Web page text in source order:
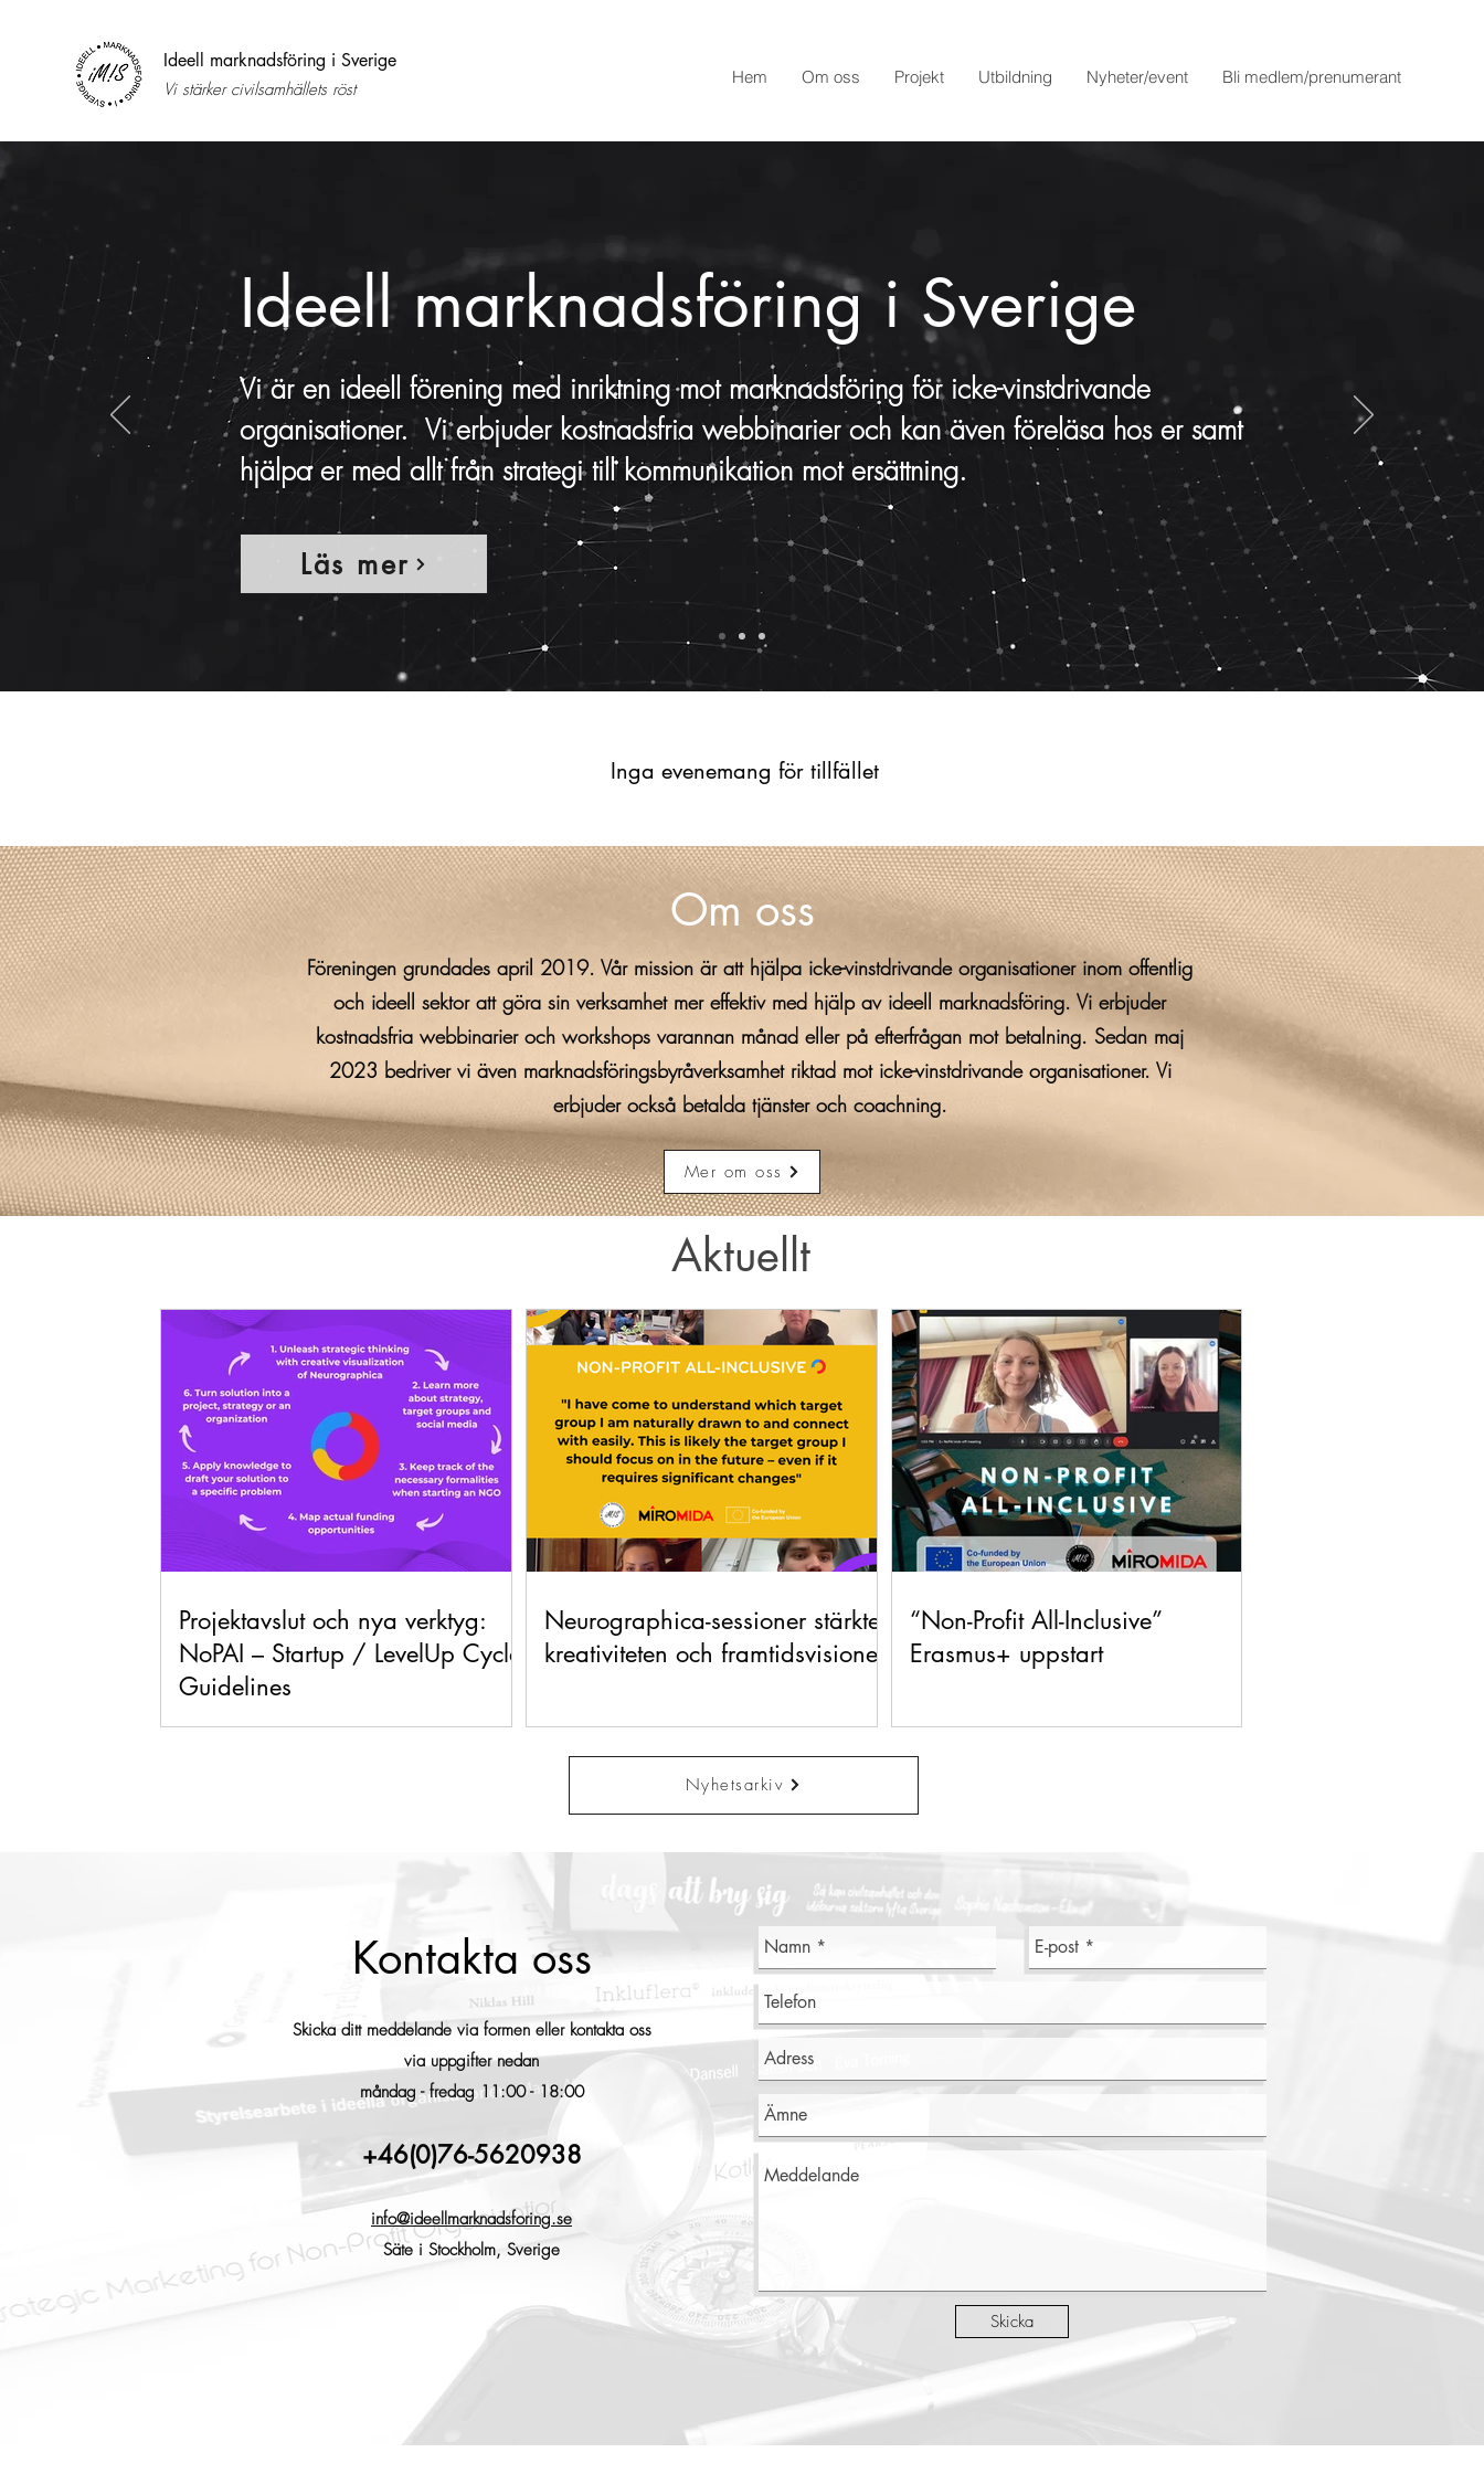
Ideell marknadsföring i Sverige
Vi stärker civilsamhällets röst
Hem Om oss Projekt Utbildning Nyheter/event Bli medlem/prenumerant
Ideell marknadsföring i Sverige
Vi är en ideell förening med inriktning mot marknadsföring för icke-vinstdrivande
organisationer. Vi erbjuder kostnadsfria webbinarier och kan även föreläsa hos er samt
hjälpa er med allt från strategi tillkommunikation mot ersättning.
Läs mer
Inga evenemang för tillfället
Om oss
Föreningen grundades april 2019. Vår mission är att hjälpa icke-vinstdrivande organisationer inom offentlig
och ideell sektor att göra sin verksamhet mer effektiv med hjälp av ideell marknadsföring. Vi erbjuder
kostnadsfria webbinarier och workshops varannan månad eller på efterfrågan mot betalning. Sedan maj
2023 bedriver vi även marknadsföringsbyråverksamhet riktad mot icke-vinstdrivande organisationer. Vi
erbjuder också betalda tjänster och coachning.
Mer om oss
Aktuellt
Projektavslut och nya verktyg:
NoPAI – Startup / LevelUp Cycle
Guidelines
Neurographica-sessioner stärkte
kreativiteten och framtidsvisionen
“Non-Profit All-Inclusive”
Erasmus+ uppstart
Nyhetsarkiv
Kontakta oss
Skicka ditt meddelande via formen eller kontakta oss
via uppgifter nedan
måndag - fredag 11:00 - 18:00
+46(0)76-5620938
info@ideellmarknadsforing.se
Säte i Stockholm, Sverige
Skicka